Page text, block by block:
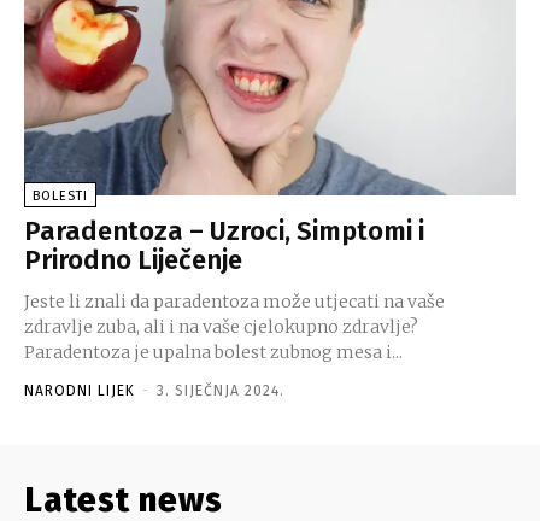
BOLESTI
Paradentoza – Uzroci, Simptomi i
Prirodno Liječenje
Jeste li znali da paradentoza može utjecati na vaše
zdravlje zuba, ali i na vaše cjelokupno zdravlje?
Paradentoza je upalna bolest zubnog mesa i...
NARODNI LIJEK - 3. SIJEČNJA 2024.
Latest news